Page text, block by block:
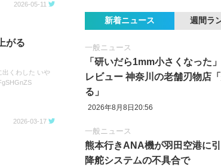
2026-05-11
がる
出くわした いや
2026-03-17
新着ニュース 週間ラ
一般ニュース
「研いだら1mm小さくなった
レビュー 神奈川の老舗刃物店
る」
2026年8月8日20:56
一般ニュース
熊本行きANA機が羽田空港に
降舵システムの不具合で